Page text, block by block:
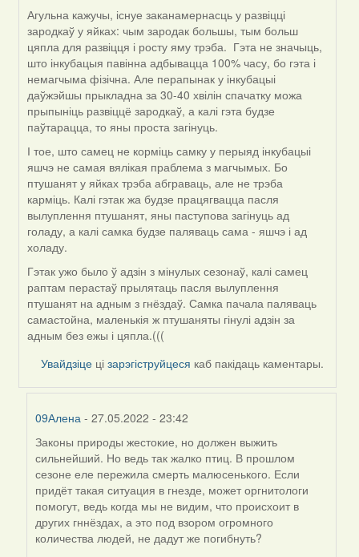
Агульна кажучы, існуе заканамернасць у развіцці
зародкаў у яйках: чым зародак большы, тым больш
цяпла для развіцця і росту яму трэба. Гэта не значыць,
што інкубацыя павінна адбывацца 100% часу, бо гэта і
немагчыма фізічна. Але перапынак у інкубацыі
даўжэйшы прыкладна за 30-40 хвілін спачатку можа
прыпыніць развіццё зародкаў, а калі гэта будзе
паўтарацца, то яны проста загінуць.
І тое, што самец не корміць самку у перыяд інкубацыі
яшчэ не самая вялікая праблема з магчымых. Бо
птушанят у яйках трэба абграваць, але не трэба
карміць. Калі гэтак жа будзе працягвацца пасля
вылуплення птушанят, яны паступова загінуць ад
голаду, а калі самка будзе паляваць сама - яшчэ і ад
холаду.
Гэтак ужо было ў адзін з мінулых сезонаў, калі самец
раптам перастаў прылятаць пасля вылуплення
птушанят на адным з гнёздаў. Самка пачала паляваць
самастойна, маленькія ж птушаняты гінулі адзін за
адным без ежы і цяпла.(((
Увайдзіце цізарэгіструйцеся каб пакідаць каментары.
09Алена - 27.05.2022 - 23:42
In
reply
to
by
Harrier
Законы природы жестокие, но должен выжить
сильнейший. Но ведь так жалко птиц. В прошлом
сезоне еле пережила смерть малюсенького. Если
придёт такая ситуация в гнезде, может оргнитологи
помогут, ведь когда мы не видим, что происхоит в
других гннёздах, а это под взором огромного
количества людей, не дадут же погибнуть?